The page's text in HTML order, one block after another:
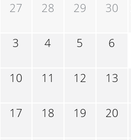
27 28 29 30
3 4 5 6
10 11 12 13
17 18 19 20